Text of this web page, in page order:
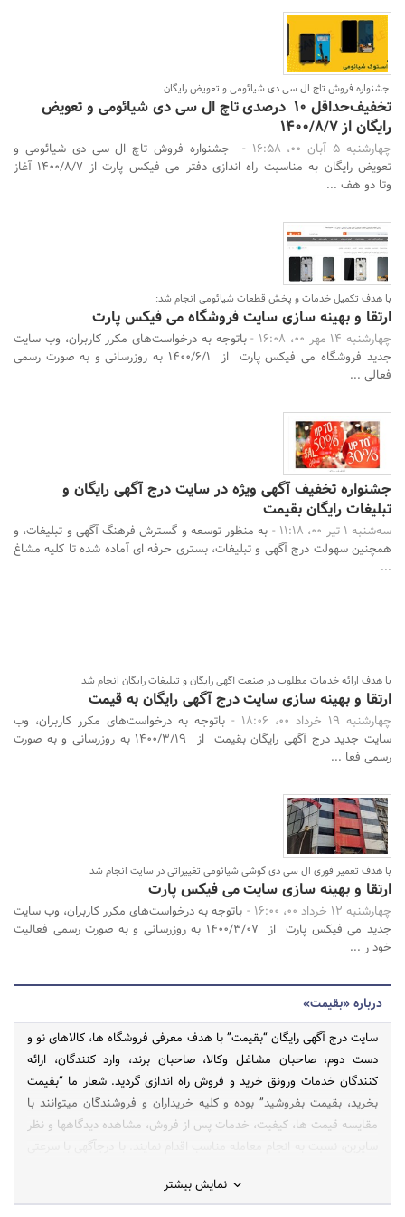
جشنواره فروش تاچ ال سی دی شیائومی و تعویض رایگان
تخفیف‌حداقل 10 درصدی تاچ ال سی دی شیائومی و تعویض
رایگان از 1400/8/7
چهارشنبه 5 آبان 00، 16:58 -
جشنواره فروش تاچ ال سی دی شیائومی و
تعویض رایگان به مناسبت راه اندازی دفتر می فیکس پارت از 1400/8/7 آغاز
وتا دو هف ...
با هدف تکمیل خدمات و پخش قطعات شیائومی انجام شد:
ارتقا و بهینه سازی سایت فروشگاه می فیکس پارت
چهارشنبه 14 مهر 00، 16:08 -
باتوجه به درخواست‌های مکرر کاربران، وب سایت
جدید فروشگاه می فیکس پارت از 1400/6/1 به روزرسانی و به صورت رسمی
فعالی ...
جشنواره تخفیف آگهی ویژه در سایت درج آگهی رایگان و
تبلیغات رایگان بقیمت
سه‌شنبه 1 تیر 00، 11:18 -
به منظور توسعه و گسترش فرهنگ آگهی و تبلیغات، و
همچنین سهولت درج آگهی و تبلیغات، بستری حرفه ای آماده شده تا کلیه مشاغ
...
با هدف ارائه خدمات مطلوب در صنعت آگهی رایگان و تبلیغات رایگان انجام شد
ارتقا و بهینه سازی سایت درج آگهی رایگان به قیمت
چهارشنبه 19 خرداد 00، 18:06 -
باتوجه به درخواست‌های مکرر کاربران، وب
سایت جدید درج آگهی رایگان بقیمت از 1400/3/19 به روزرسانی و به صورت
رسمی فعا ...
با هدف تعمیر فوری ال سی دی گوشی شیائومی تغییراتی در سایت انجام شد
ارتقا و بهینه سازی سایت می فیکس پارت
چهارشنبه 12 خرداد 00، 16:00 -
باتوجه به درخواست‌های مکرر کاربران، وب سایت
جدید می فیکس پارت از 1400/3/07 به روزرسانی و به صورت رسمی فعالیت
خود ر ...
درباره «بقیمت»
سایت درج آگهی رایگان “بقیمت” با هدف معرفی فروشگاه ها، کالاهای نو و
دست دوم، صاحبان مشاغل وکالا، صاحبان برند، وارد کنندگان، ارائه
کنندگان خدمات ورونق خرید و فروش راه اندازی گردید. شعار ما “بقیمت
بخرید، بقیمت بفروشید” بوده و کلیه خریداران و فروشندگان میتوانند با
مقایسه قیمت ها، کیفیت، خدمات پس از فروش، مشاهده دیدگاهها و نظر
رفتار حرفه ای و هوشمندانه است. این سایت فضا و ابزار زیبا و کارآمد برای
نمایش بیشتر